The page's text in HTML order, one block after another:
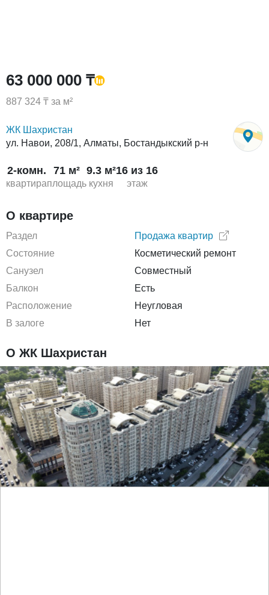
63 000 000 ₸
887 324 ₸ за м²
ЖК Шахристан
ул. Навои, 208/1, Алматы, Бостандыкский р-н
2-комн.
квартира
71 м²
площадь
9.3 м²
кухня
16 из 16
этаж
О квартире
Раздел
Продажа квартир
Состояние
Косметический ремонт
Санузел
Совместный
Балкон
Есть
Расположение
Неугловая
В залоге
Нет
О ЖК Шахристан